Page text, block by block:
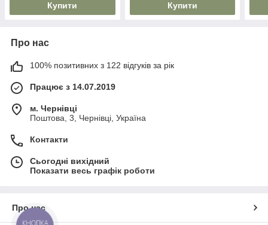
Купити Купити
Про нас
100% позитивних з 122 відгуків за рік
Працює з 14.07.2019
м. Чернівці
Поштова, 3, Чернівці, Україна
Контакти
Сьогодні вихідний
Показати весь графік роботи
Про нас
КНОПКА